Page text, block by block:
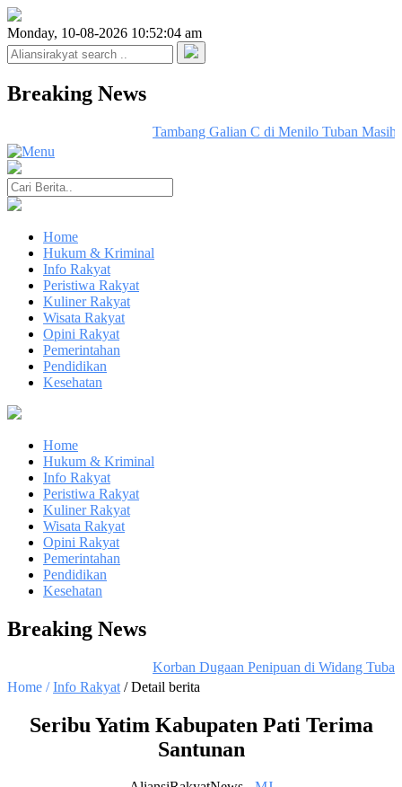
Monday, 10-08-2026 10:52:04 am
Breaking News
Tambang Galian C di Menilo Tuban Masih
Home
Hukum & Kriminal
Info Rakyat
Peristiwa Rakyat
Kuliner Rakyat
Wisata Rakyat
Opini Rakyat
Pemerintahan
Pendidikan
Kesehatan
Home
Hukum & Kriminal
Info Rakyat
Peristiwa Rakyat
Kuliner Rakyat
Wisata Rakyat
Opini Rakyat
Pemerintahan
Pendidikan
Kesehatan
Breaking News
Korban Dugaan Penipuan di Widang
Home /Info Rakyat / Detail berita
Seribu Yatim Kabupaten Pati Terima
Santunan